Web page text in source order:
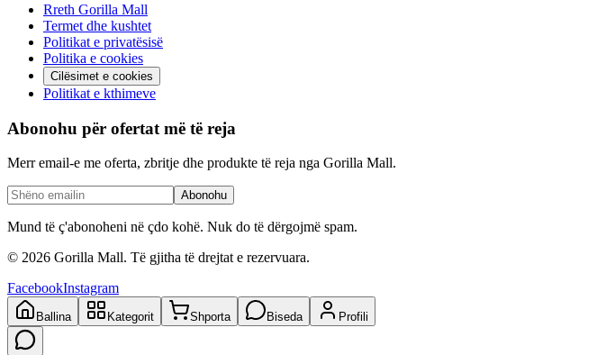
Rreth Gorilla Mall
Termet dhe kushtet
Politikat e privatësisë
Politika e cookies
Cilësimet e cookies
Politikat e kthimeve
Abonohu për ofertat më të reja
Merr email-e me oferta, zbritje dhe produkte të reja nga Gorilla Mall.
Abonohu
Mund të ç'abonoheni në çdo kohë. Nuk do të dërgojmë spam.
© 2026 Gorilla Mall. Të gjitha të drejtat e rezervuara.
FacebookInstagram
Ballina Kategorit Shporta Biseda Profili